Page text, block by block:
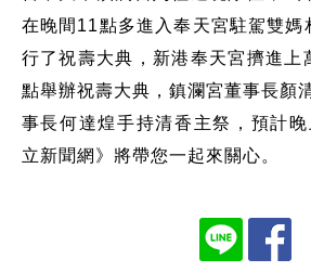
在晚間11點多進入奉天宮駐駕雙媽
行了祝壽大典，新港奉天宮擠進上
點舉辦祝壽大典，鎮瀾宮董事長顏
事長何達煌手持清香主祭，預計
立新聞網》將帶您一起來關心。